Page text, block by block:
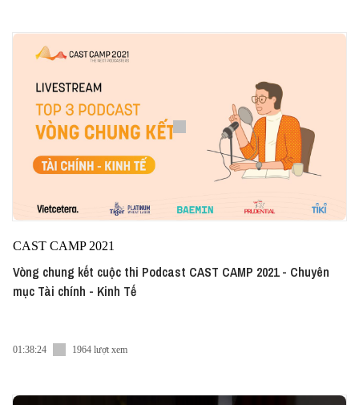
CAST CAMP 2021
Vòng chung kết cuộc thi Podcast CAST CAMP 2021 - Chuyên
mục Tài chính - Kinh Tế
01:38:24 1964 lượt xem